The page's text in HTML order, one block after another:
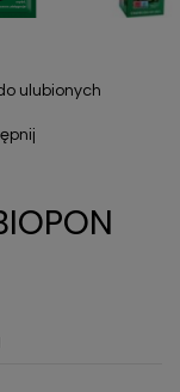
ulubionych